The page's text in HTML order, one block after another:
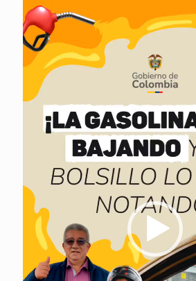
de
vídeo